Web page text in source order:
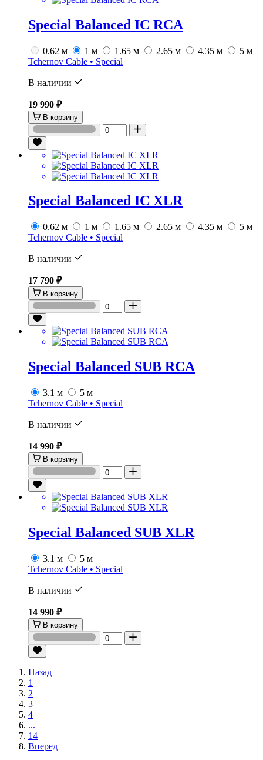
Special Balanced IC RCA
0.62 м 1 м 1.65 м 2.65 м 4.35 м
5 м
Tchernov Cable • Special
В наличии
19 990 ₽
В корзину
Special Balanced IC XLR
0.62 м 1 м 1.65 м 2.65 м 4.35 м
5 м
Tchernov Cable • Special
В наличии
17 790 ₽
В корзину
Special Balanced SUB RCA
3.1 м
5 м
Tchernov Cable • Special
В наличии
14 990 ₽
В корзину
Special Balanced SUB XLR
3.1 м
5 м
Tchernov Cable • Special
В наличии
14 990 ₽
В корзину
Назад
1
2
3
4
...
14
Вперед